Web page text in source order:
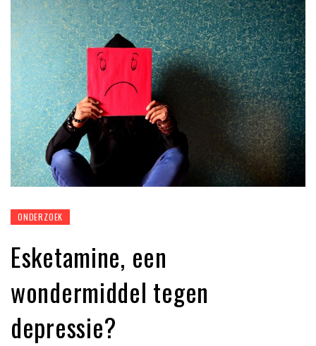
ONDERZOEK
Esketamine, een
wondermiddel tegen
depressie?